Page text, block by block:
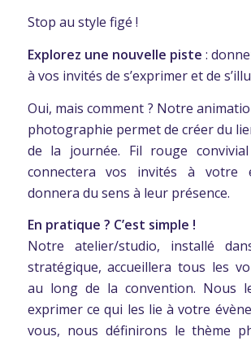
Stop au style figé !
Explorez une nouvelle piste :
à vos invités de s’exprimer et de
Oui, mais comment ? Notre
photographie permet de créer du
de la journée. Fil rouge
connectera vos invités à votre
donnera du sens à leur présence.
En pratique ? C’est simple !
Notre atelier/studio, installé
stratégique, accueillera tous les
au long de la convention. Nous
exprimer ce qui les lie à votre
vous, nous définirons le thème